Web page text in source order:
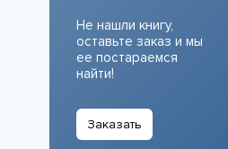
Не нашли книгу,
оставьте заказ и мы
ее постараемся
найти!
Заказать